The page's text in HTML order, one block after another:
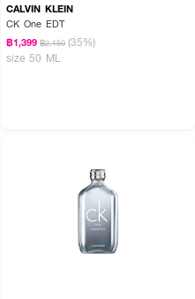
CALVIN KLEIN
CK One EDT
฿1,399 ฿2,150 (35%)
size 50 ML